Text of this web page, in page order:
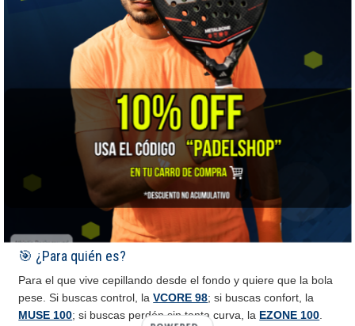
Potencia y efecto en dosis que pocas raquetas dan. Si tu
juego es cepillar la bola y mandarla pesada desde el fondo,
esta es de las mejores que existen hoy.
⚠️ A TENER EN CUENTA
Se va larga. El reseñador de TennCom la pegó afuera una y
otra vez ajustando cuerda y tensión. Con tanta potencia, la
profundidad hay que administrarla — una cuerda de control
ayuda, y eso lo vemos en tienda. Si quieres más mando, la
. Se entrega sin encordar · servicio disponible en
🎯 ¿Para quién es?
Para el que vive cepillando desde el fondo y quiere que la bola
pese. Si buscas control, laVCORE 98; si buscas confort, la
MUSE 100; si buscas perdón sin tanta curva, la EZONE 100